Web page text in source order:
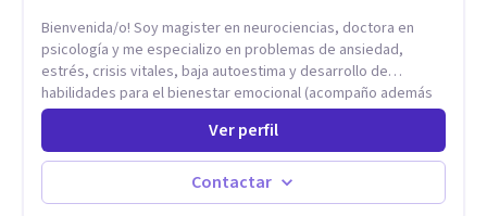
Bienvenida/o! Soy magister en neurociencias, doctora en
psicología y me especializo en problemas de ansiedad,
estrés, crisis vitales, baja autoestima y desarrollo de
habilidades para el bienestar emocional (acompaño además
problemáticas como la desregulación emocional, tendencias
perfeccionistas, liderazgo, problemas de sueño, depresión,
entre otras).
Ver perfil
Contactar